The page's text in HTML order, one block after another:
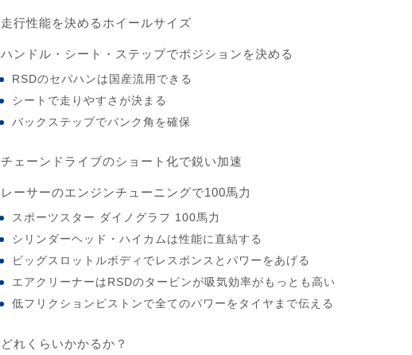
走行性能を決めるホイールサイズ
ハンドル・シート・ステップでポジションを決める
RSDのセパハンは国産流用できる
シートで走りやすさが決まる
バックステップでバンク角を確保
チェーンドライブのショート化で鋭い加速
レーサーのエンジンチューニングで100馬力
スポーツスター ダイノグラフ 100馬力
シリンダーヘッド・ハイカムは性能に直結する
ビッグスロットルボディでレスポンスとパワーをあげる
エアクリーナーはRSDのタービンが吸気効率がもっとも高い
低フリクションピストンで全てのパワーをタイヤまで伝える
どれくらいかかるか？